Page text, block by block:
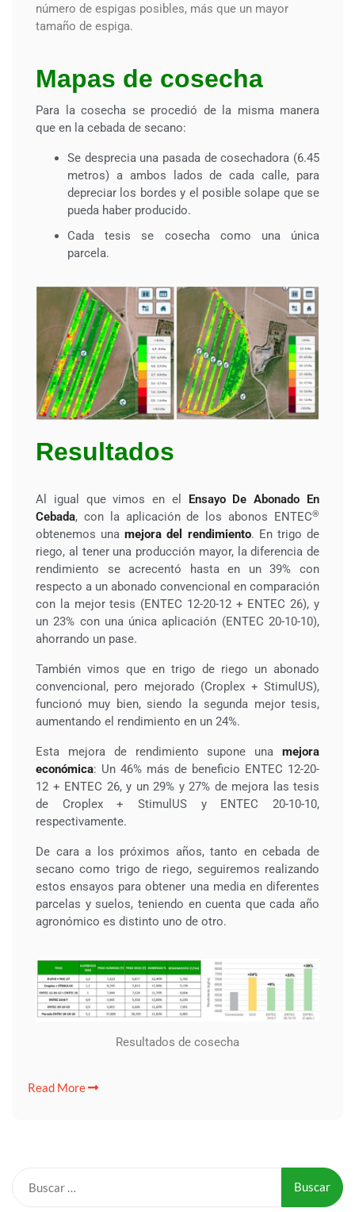
número de espigas posibles, más que un mayor
tamaño de espiga.
Mapas de cosecha
Para la cosecha se procedió de la misma manera
que en la cebada de secano:
Se desprecia una pasada de cosechadora (6.45
metros) a ambos lados de cada calle, para
depreciar los bordes y el posible solape que se
pueda haber producido.
Cada tesis se cosecha como una única
parcela.
Resultados
Al igual que vimos en el Ensayo De Abonado En
Cebada, con la aplicación de los abonos ENTEC®
obtenemos unamejora del rendimiento. En trigo de
riego, al tener una producción mayor, la diferencia de
rendimiento se acrecentó hasta en un 39% con
respecto a un abonado convencional en comparación
con la mejor tesis (ENTEC 12-20-12 + ENTEC 26), y
un 23% con una única aplicación (ENTEC 20-10-10),
ahorrando un pase.
También vimos que en trigo de riego un abonado
convencional, pero mejorado (Croplex + StimulUS),
funcionó muy bien, siendo la segunda mejor tesis,
aumentando el rendimiento en un 24%.
Esta mejora de rendimiento supone una mejora
económica: Un 46% más de beneficio ENTEC 12-20-
12 + ENTEC 26, y un 29% y 27% de mejora las tesis
de Croplex + StimulUS y ENTEC 20-10-10,
respectivamente.
De cara a los próximos años, tanto en cebada de
secano como trigo de riego, seguiremos realizando
estos ensayos para obtener una media en diferentes
parcelas y suelos, teniendo en cuenta que cada año
agronómico es distinto uno de otro.
Resultados de cosecha
Read More